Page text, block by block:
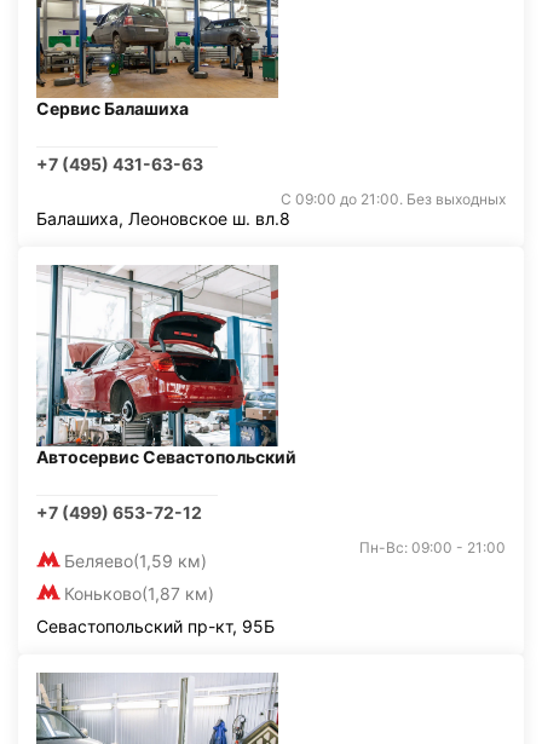
Сервис Балашиха
+7 (495) 431-63-63
С 09:00 до 21:00. Без выходных
Балашиха, Леоновское ш. вл.8
Автосервис Севастопольский
+7 (499) 653-72-12
Беляево(1,59 км)
Коньково(1,87 км)
Пн-Вс: 09:00 - 21:00
Севастопольский пр-кт, 95Б